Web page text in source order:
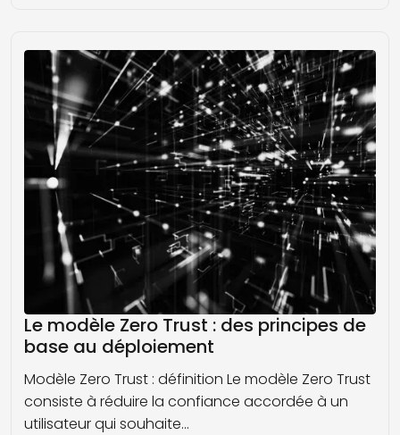
Le modèle Zero Trust : des principes de
base au déploiement
Modèle Zero Trust : définition Le modèle Zero Trust
consiste à réduire la confiance accordée à un
utilisateur qui souhaite…